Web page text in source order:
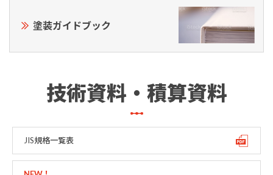
塗装ガイドブック
技術資料・積算資料
JIS規格一覧表